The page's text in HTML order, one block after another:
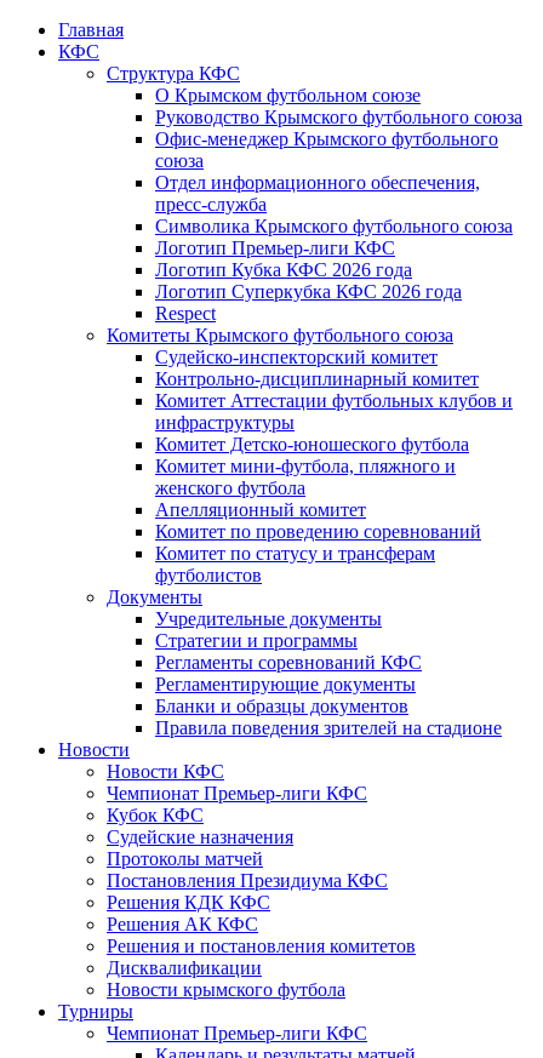
Главная
КФС
Структура КФС
О Крымском футбольном союзе
Руководство Крымского футбольного союза
Офис-менеджер Крымского футбольного
союза
Отдел информационного обеспечения,
пресс-служба
Символика Крымского футбольного союза
Логотип Премьер-лиги КФС
Логотип Кубка КФС 2026 года
Логотип Суперкубка КФС 2026 года
Respect
Комитеты Крымского футбольного союза
Судейско-инспекторский комитет
Контрольно-дисциплинарный комитет
Комитет Аттестации футбольных клубов и
инфраструктуры
Комитет Детско-юношеского футбола
Комитет мини-футбола, пляжного и
женского футбола
Апелляционный комитет
Комитет по проведению соревнований
Комитет по статусу и трансферам
футболистов
Документы
Учредительные документы
Стратегии и программы
Регламенты соревнований КФС
Регламентирующие документы
Бланки и образцы документов
Правила поведения зрителей на стадионе
Новости
Новости КФС
Чемпионат Премьер-лиги КФС
Кубок КФС
Судейские назначения
Протоколы матчей
Постановления Президиума КФС
Решения КДК КФС
Решения АК КФС
Решения и постановления комитетов
Дисквалификации
Новости крымского футбола
Турниры
Чемпионат Премьер-лиги КФС